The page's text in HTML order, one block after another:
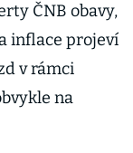
ČNB obavy,
inflace projeví
v rámci
na